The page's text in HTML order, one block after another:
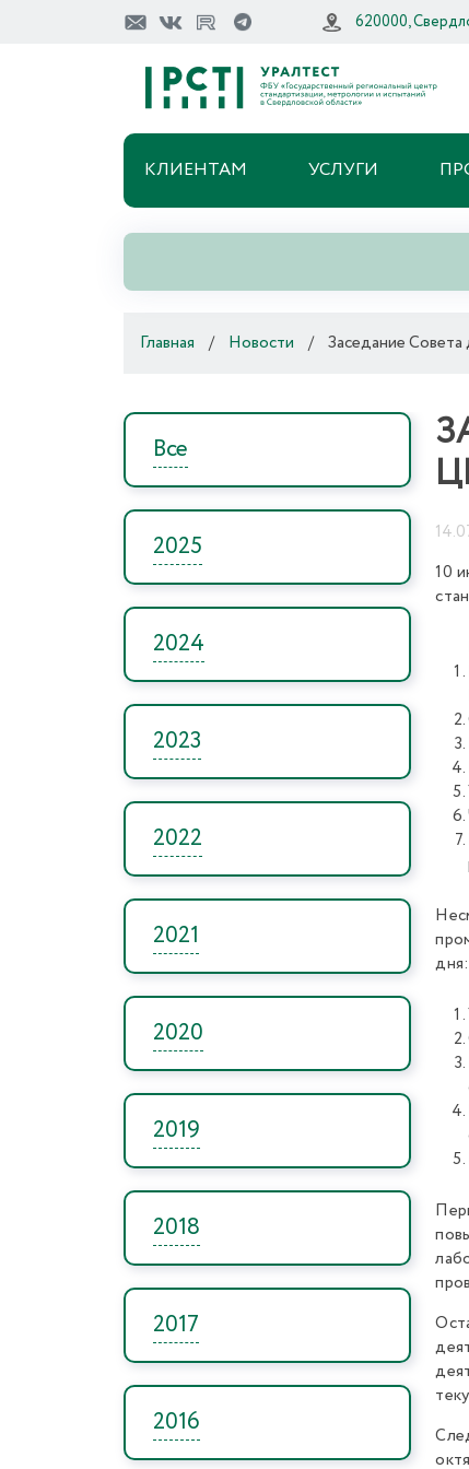
620000,
КЛИЕНТАМ УСЛУГИ
Главная / Новости / Заседание Совета
Все
2025
2024
2023
2022
2021
2020
2019
2018
2017
2016
10
дня: